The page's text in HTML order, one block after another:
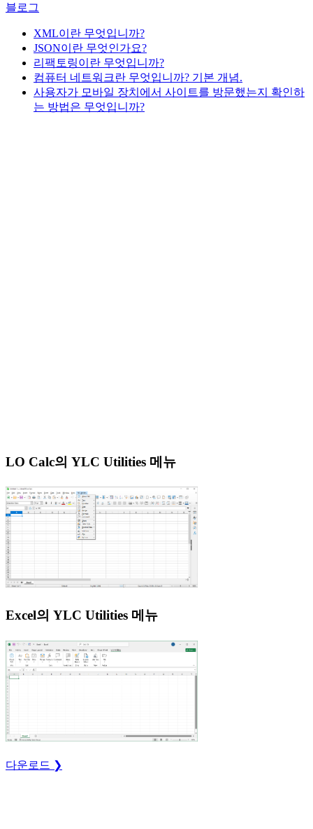
블로그
XML이란 무엇입니까?
JSON이란 무엇인가요?
리팩토링이란 무엇입니까?
컴퓨터 네트워크란 무엇입니까? 기본 개념.
사용자가 모바일 장치에서 사이트를 방문했는지 확인하
는 방법은 무엇입니까?
LO Calc의 YLC Utilities 메뉴
Excel의 YLC Utilities 메뉴
다운로드 ❯